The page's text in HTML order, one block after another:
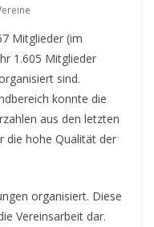
Mitglieder (im
1.605 Mitglieder
sind.
konnte die
aus den letzten
die hohe Qualität der
organisiert. Diese
Vereinsarbeit dar.